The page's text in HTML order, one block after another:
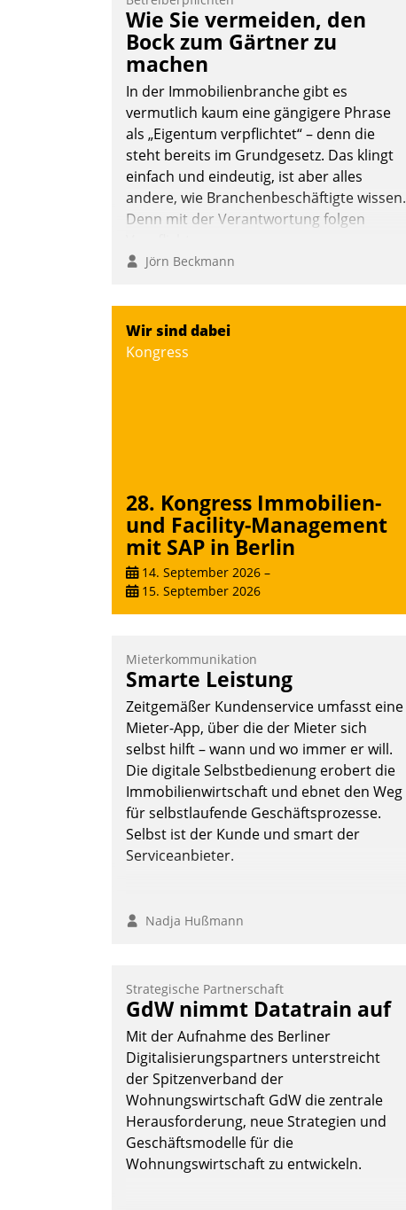
Wie Sie vermeiden, den
Bock zum Gärtner zu
machen
In der Immobilienbranche gibt es
vermutlich kaum eine gängigere Phrase
als „Eigentum verpflichtet“ – denn die
steht bereits im Grundgesetz. Das klingt
einfach und eindeutig, ist aber alles
andere, wie Branchenbeschäftigte wissen.
Denn mit der Verantwortung folgen
Jörn Beckmann
Wir sind dabei
Kongress
28. Kongress Immobilien-
und Facility-Management
mit SAP in Berlin
14. September 2026 –
15. September 2026
Mieterkommunikation
Smarte Leistung
Zeitgemäßer Kundenservice umfasst eine
Mieter-App, über die der Mieter sich
selbst hilft – wann und wo immer er will.
Die digitale Selbstbedienung erobert die
Immobilienwirtschaft und ebnet den Weg
für selbstlaufende Geschäftsprozesse.
Selbst ist der Kunde und smart der
Serviceanbieter.
Nadja Hußmann
Strategische Partnerschaft
GdW nimmt Datatrain auf
Mit der Aufnahme des Berliner
Digitalisierungspartners unterstreicht
der Spitzenverband der
Wohnungswirtschaft GdW die zentrale
Herausforderung, neue Strategien und
Geschäftsmodelle für die
Wohnungswirtschaft zu entwickeln.